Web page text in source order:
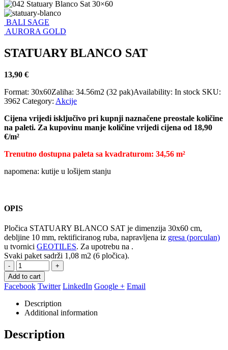
BALI SAGE
AURORA GOLD
STATUARY BLANCO SAT
13,90 €
Format: 30x60Zaliha: 34.56m2 (32 pak)Availability: In stock SKU:
3962 Category: Akcije
Cijena vrijedi isključivo pri kupnji naznačene preostale količine
na paleti. Za kupovinu manje količine vrijedi cijena od 18,90
€/m²
Trenutno dostupna paleta sa kvadraturom: 34,56 m²
napomena: kutije u lošijem stanju
OPIS
Pločica STATUARY BLANCO SAT je dimenzija 30x60 cm,
debljine 10 mm, rektificiranog ruba, napravljena iz gresa (porculan)
u tvornici GEOTILES. Za upotrebu na .
Svaki paket sadrži 1,08 m2 (6 pločica).
-
+
Add to cart
Facebook Twitter LinkedIn Google + Email
Description
Additional information
Description